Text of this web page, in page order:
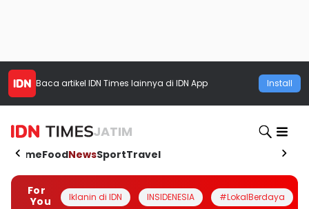
Baca artikel IDN Times lainnya di IDN App Install
JATIM
HomeFoodNewsSportTravel
For
You
Iklanin di IDN INSIDENESIA #LokalBerdaya